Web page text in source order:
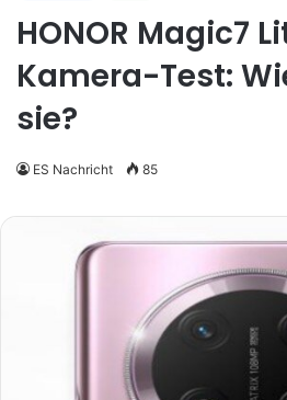
HONOR Magic7
Kamera-Test:
sie?
ES Nachricht 85